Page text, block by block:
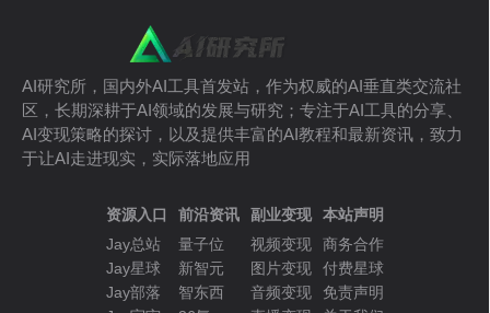
AI研究所，国内外AI工具首发站，作为权威的AI垂直类交流社
区，长期深耕于AI领域的发展与研究；专注于AI工具的分享、
AI变现策略的探讨，以及提供丰富的AI教程和最新资讯，致力
于让AI走进现实，实际落地应用
资源入口
Jay总站
Jay星球
Jay部落
前沿资讯
量子位
新智元
智东西
副业变现
视频变现
图片变现
音频变现
本站声明
商务合作
付费星球
免责声明